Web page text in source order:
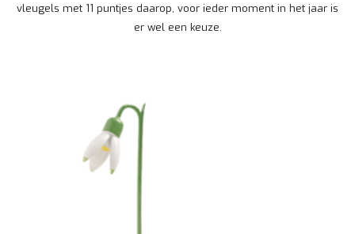
vleugels met 11 puntjes daarop, voor ieder moment in het jaar is
er wel een keuze.